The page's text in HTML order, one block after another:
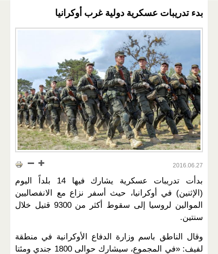
بدء تدريبات عسكرية دولية غرب أوكرانيا
2016.06.27
بدأت تدريبات عسكرية يشارك فيها 14 بلداً اليوم
(الإثنين) في أوكرانيا، حيث أسفر نزاع مع الانفصاليين
الموالين لروسيا إلى سقوط أكثر من 9300 قتيل خلال
سنتين.
وقال الناطق باسم وزارة الدفاع الأوكرانية في منطقة
لفيف: «في المجموع، سيشارك حوالى 1800 جندي ومئتا